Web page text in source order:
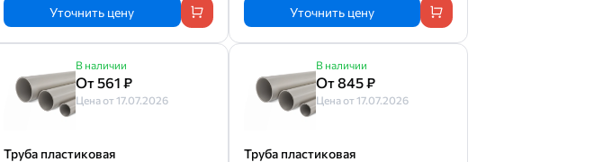
Уточнить цену Уточнить цену
В наличии
От 561 ₽
Цена от 17.07.2026
Труба пластиковая
В наличии
От 845 ₽
Цена от 17.07.2026
Труба пластиковая